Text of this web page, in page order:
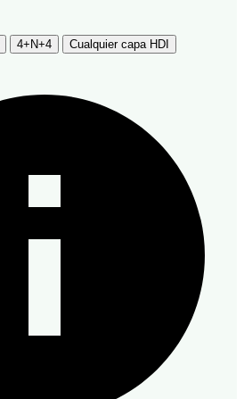
4+N+4 Cualquier capa HDI